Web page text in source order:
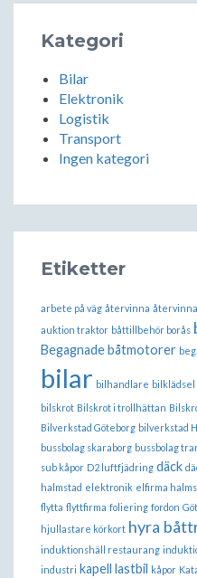
Kategori
Bilar
Elektronik
Logistik
Transport
Ingen kategori
Etiketter
arbete på väg återvinna
auktion traktor båttillbehör borås
Begagnade båtmotorer
bilar bilhandlare bilklädsel
bilskrot Bilskrot i trollhättan
Bilverkstad Göteborg bilverkstad
bussbolag skaraborg bussbolag
sub kåpor D2 luftfjädring däck
halmstad elektronik elfirma
flytta flyttfirma foliering fordon
hjullastare körkort hyra
induktionshäll restaurang
industri kapell lastbil kåpor